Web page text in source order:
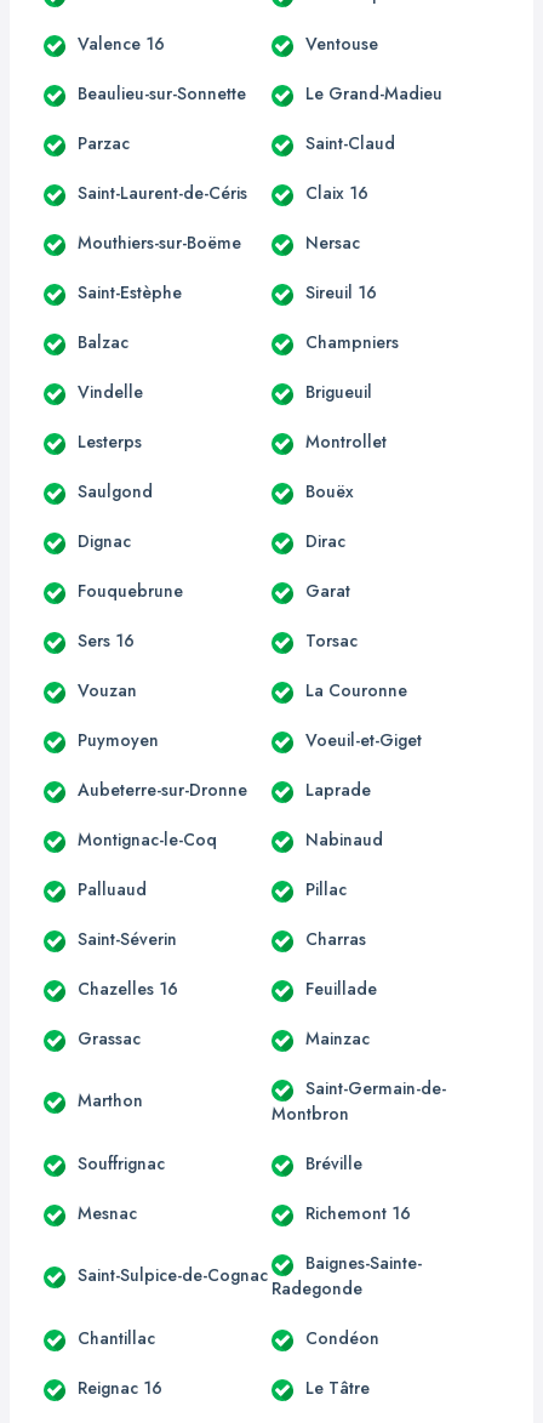
Valence 16 Ventouse
Beaulieu-sur-Sonnette Le Grand-Madieu
Parzac Saint-Claud
Saint-Laurent-de-Céris Claix 16
Mouthiers-sur-Boëme Nersac
Saint-Estèphe Sireuil 16
Balzac Champniers
Vindelle Brigueuil
Lesterps Montrollet
Saulgond Bouëx
Dignac Dirac
Fouquebrune Garat
Sers 16 Torsac
Vouzan La Couronne
Puymoyen Voeuil-et-Giget
Aubeterre-sur-Dronne Laprade
Montignac-le-Coq Nabinaud
Palluaud Pillac
Saint-Séverin Charras
Chazelles 16 Feuillade
Grassac Mainzac
Marthon
Saint-Germain-de-
Montbron
Souffrignac Bréville
Mesnac Richemont 16
Saint-Sulpice-de-Cognac
Baignes-Sainte-
Radegonde
Chantillac Condéon
Reignac 16 Le Tâtre